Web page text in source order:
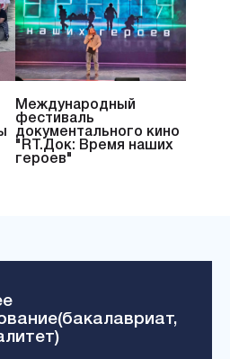
Международный
фестиваль
документального кино
"RT.Док: Время наших
героев"